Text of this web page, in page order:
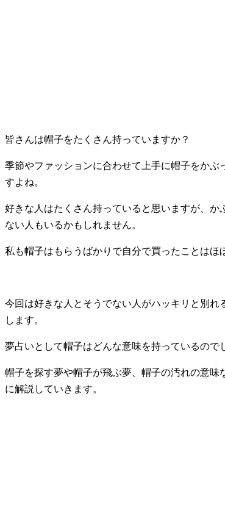
皆さんは帽子をたくさん持っていますか？
季節やファッションに合わせて上手に帽子をかぶ
すよね。
好きな人はたくさん持っていると思いますが、
ない人もいるかもしれません。
私も帽子はもらうばかりで自分で買ったことはほ
今回は好きな人とそうでない人がハッキリと別
します。
夢占いとして帽子はどんな意味を持っているので
帽子を探す夢や帽子が飛ぶ夢、帽子の汚れの意
に解説していきます。